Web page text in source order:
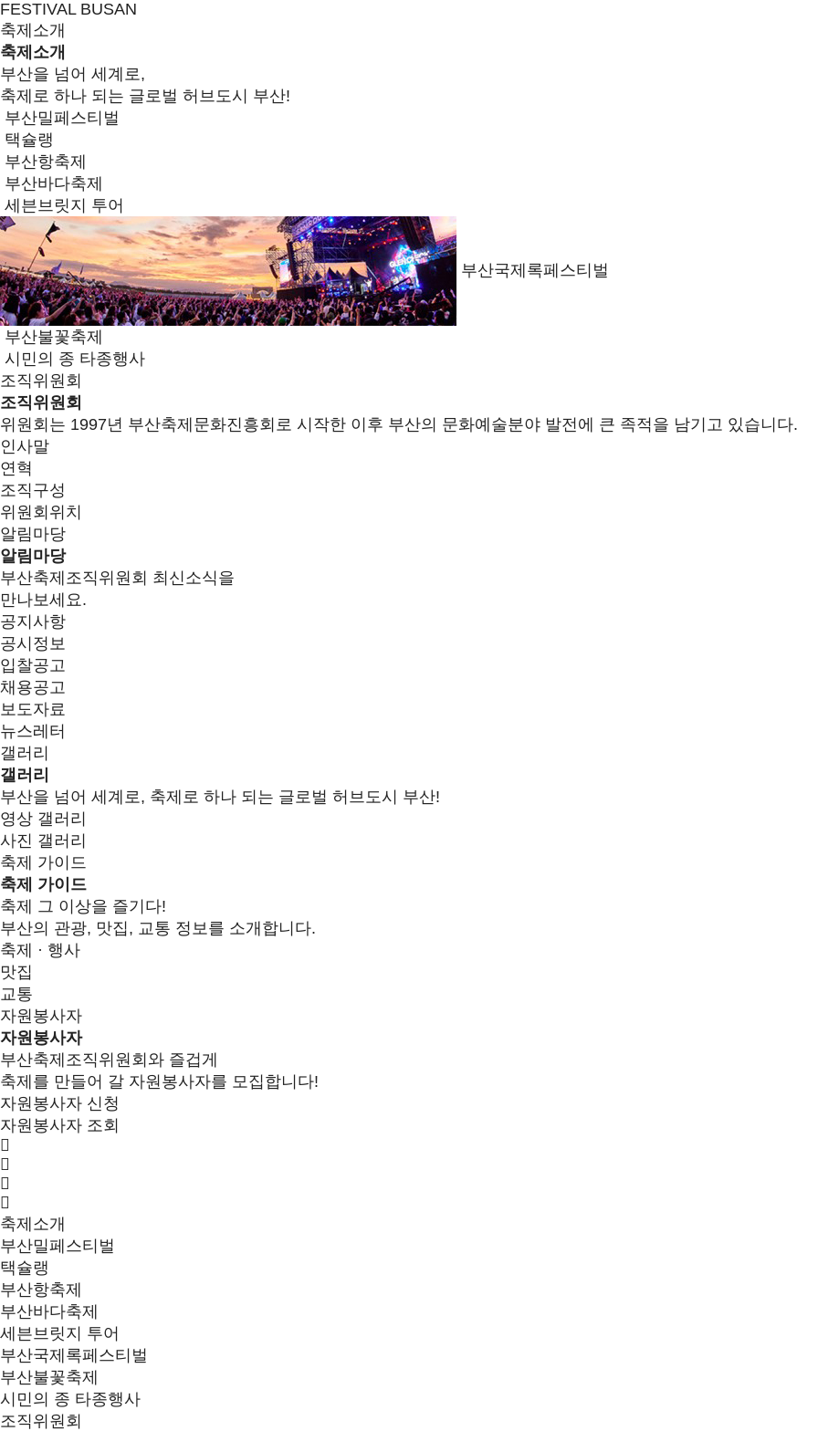
FESTIVAL BUSAN
축제소개
축제소개
부산을 넘어 세계로,
축제로 하나 되는 글로벌 허브도시 부산!
부산밀페스티벌
택슐랭
부산항축제
부산바다축제
세븐브릿지 투어
부산국제록페스티벌
부산불꽃축제
시민의 종 타종행사
조직위원회
조직위원회
위원회는 1997년 부산축제문화진흥회로 시작한 이후 부산의 문화예술분야 발전에 큰 족적을 남기고 있습니다.
인사말
연혁
조직구성
위원회위치
알림마당
알림마당
부산축제조직위원회 최신소식을
만나보세요.
공지사항
공시정보
입찰공고
채용공고
보도자료
뉴스레터
갤러리
갤러리
부산을 넘어 세계로, 축제로 하나 되는 글로벌 허브도시 부산!
영상 갤러리
사진 갤러리
축제 가이드
축제 가이드
축제 그 이상을 즐기다!
부산의 관광, 맛집, 교통 정보를 소개합니다.
축제 · 행사
맛집
교통
자원봉사자
자원봉사자
부산축제조직위원회와 즐겁게
축제를 만들어 갈 자원봉사자를 모집합니다!
자원봉사자 신청
자원봉사자 조회
축제소개
부산밀페스티벌
택슐랭
부산항축제
부산바다축제
세븐브릿지 투어
부산국제록페스티벌
부산불꽃축제
시민의 종 타종행사
조직위원회